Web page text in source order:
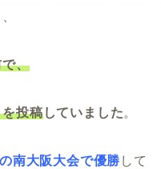
、
投稿していました。
南大阪大会で優勝 して